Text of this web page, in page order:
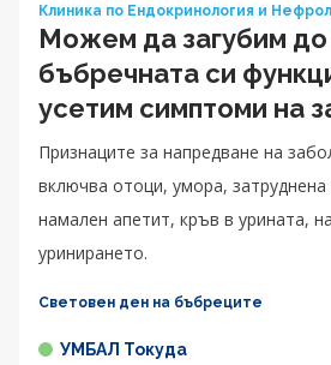
Клиника по Ендокринология и
Можем да загубим до
бъбречната си
усетим симптоми на
Признаците за напредване на
включва отоци, умора, затруднена
намален апетит, кръв в урината,
уринирането.
Световен ден на бъбреците
УМБАЛ Токуда